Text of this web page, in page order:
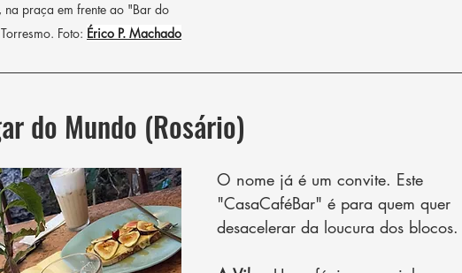
na praça em frente ao "Bar do
Foto: Érico P. Machado
do Mundo (Rosário)
O nome já é um convite. Este
"CasaCaféBar" é para quem quer
desacelerar da loucura dos blocos.